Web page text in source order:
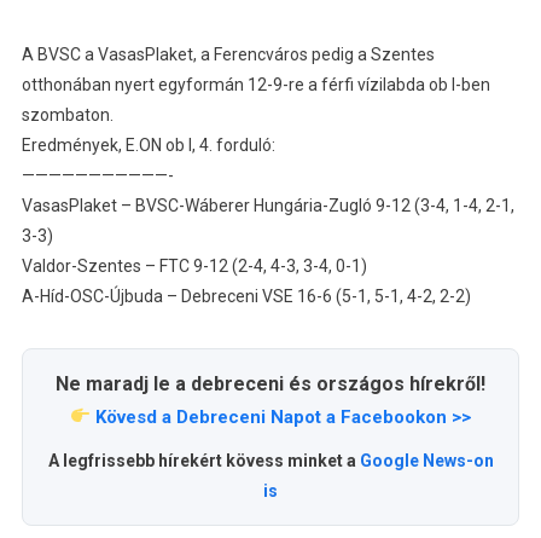
A BVSC a VasasPlaket, a Ferencváros pedig a Szentes
otthonában nyert egyformán 12-9-re a férfi vízilabda ob I-ben
szombaton.
Eredmények, E.ON ob I, 4. forduló:
———————————-
VasasPlaket – BVSC-Wáberer Hungária-Zugló 9-12 (3-4, 1-4, 2-1,
3-3)
Valdor-Szentes – FTC 9-12 (2-4, 4-3, 3-4, 0-1)
A-Híd-OSC-Újbuda – Debreceni VSE 16-6 (5-1, 5-1, 4-2, 2-2)
Ne maradj le a debreceni és országos hírekről!
Kövesd a Debreceni Napot a Facebookon >>
A legfrissebb hírekért kövess minket a Google News-on
is